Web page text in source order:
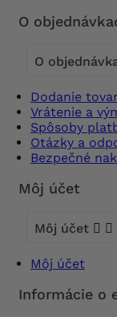
O
O
Dodanie
Vrátenie a
Spôsoby
Otázky a
Bezpečné
Môj účet
Môj účet  
Môj účet
Informácie o